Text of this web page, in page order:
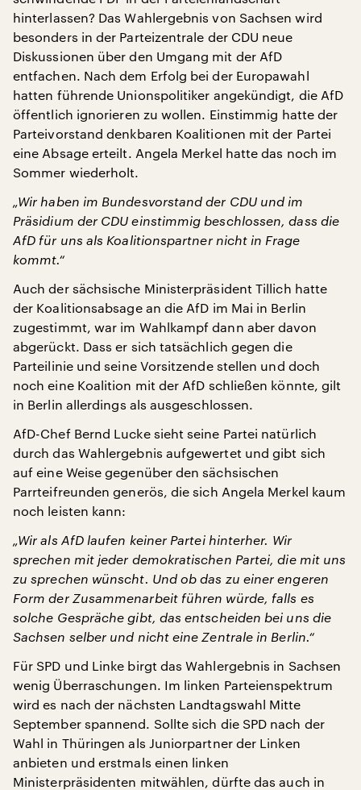
hinterlassen? Das Wahlergebnis von Sachsen wird
besonders in der Parteizentrale der CDU neue
Diskussionen über den Umgang mit der AfD
entfachen. Nach dem Erfolg bei der Europawahl
hatten führende Unionspolitiker angekündigt, die AfD
öffentlich ignorieren zu wollen. Einstimmig hatte der
Parteivorstand denkbaren Koalitionen mit der Partei
eine Absage erteilt. Angela Merkel hatte das noch im
Sommer wiederholt.
„Wir haben im Bundesvorstand der CDU und im
Präsidium der CDU einstimmig beschlossen, dass die
AfD für uns als Koalitionspartner nicht in Frage
kommt.“
Auch der sächsische Ministerpräsident Tillich hatte
der Koalitionsabsage an die AfD im Mai in Berlin
zugestimmt, war im Wahlkampf dann aber davon
abgerückt. Dass er sich tatsächlich gegen die
Parteilinie und seine Vorsitzende stellen und doch
noch eine Koalition mit der AfD schließen könnte, gilt
in Berlin allerdings als ausgeschlossen.
AfD-Chef Bernd Lucke sieht seine Partei natürlich
durch das Wahlergebnis aufgewertet und gibt sich
auf eine Weise gegenüber den sächsischen
Parrteifreunden generös, die sich Angela Merkel kaum
noch leisten kann:
„Wir als AfD laufen keiner Partei hinterher. Wir
sprechen mit jeder demokratischen Partei, die mit uns
zu sprechen wünscht. Und ob das zu einer engeren
Form der Zusammenarbeit führen würde, falls es
solche Gespräche gibt, das entscheiden bei uns die
Sachsen selber und nicht eine Zentrale in Berlin.“
Für SPD und Linke birgt das Wahlergebnis in Sachsen
wenig Überraschungen. Im linken Parteienspektrum
wird es nach der nächsten Landtagswahl Mitte
September spannend. Sollte sich die SPD nach der
Wahl in Thüringen als Juniorpartner der Linken
anbieten und erstmals einen linken
Ministerpräsidenten mitwählen, dürfte das auch in